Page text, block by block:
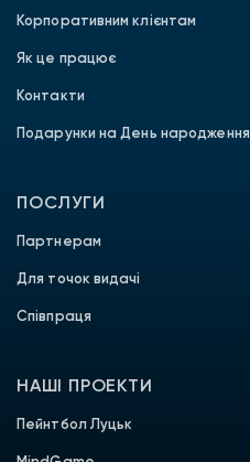
Корпоративним клієнтам
Як це працює
Контакти
Подарунки на День народження
ПОСЛУГИ
Партнерам
Для точок видачі
Співпраця
НАШІ ПРОЕКТИ
Пейнтбол Луцьк